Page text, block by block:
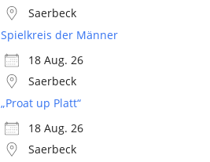
Saerbeck
Spielkreis der Männer
18 Aug. 26
Saerbeck
„Proat up Platt“
18 Aug. 26
Saerbeck